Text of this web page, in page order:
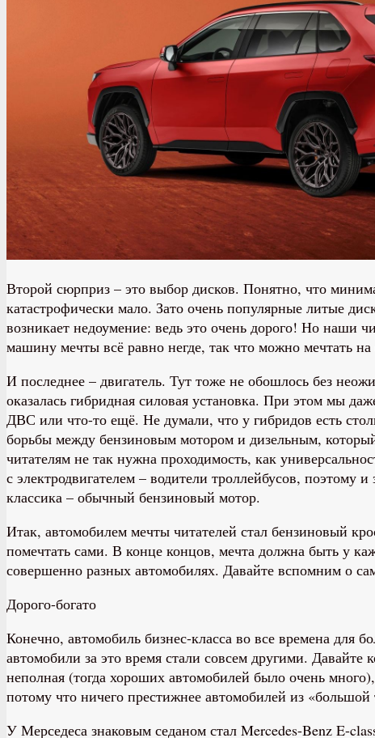
Второй сюрприз – это выбор дисков. Понятно, что
катастрофически мало. Зато очень популярные литые
возникает недоумение: ведь это очень дорого! Но наши
машину мечты всё равно негде, так что можно мечтать
И последнее – двигатель. Тут тоже не обошлось без
оказалась гибридная силовая установка. При этом мы
ДВС или что-то ещё. Не думали, что у гибридов есть
борьбы между бензиновым мотором и дизельным,
читателям не так нужна проходимость, как
с электродвигателем – водители троллейбусов, поэтому
классика – обычный бензиновый мотор.
Итак, автомобилем мечты читателей стал бензиновый
помечтать сами. В конце концов, мечта должна быть у
совершенно разных автомобилях. Давайте вспомним о
Дорого-богато
Конечно, автомобиль бизнес-класса во все времена для
автомобили за это время стали совсем другими.
неполная (тогда хороших автомобилей было очень
потому что ничего престижнее автомобилей из
У Мерседеса знаковым седаном стал Mercedes-Benz E-